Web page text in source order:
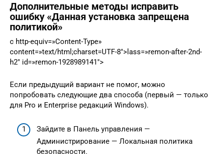
Дополнительные методы исправить
ошибку «Данная установка запрещена
политикой»
c http-equiv=»Content-Type»
content=»text/html;charset=UTF-8″>lass=»remon-after-2nd-
h2″ id=»remon-1928989141″>
Если предыдущий вариант не помог, можно
попробовать следующие два способа (первый — только
для Pro и Enterprise редакций Windows).
Зайдите в Панель управления —
Администрирование — Локальная политика
безопасности.